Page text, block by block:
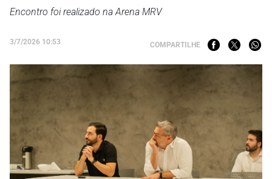
Encontro foi realizado na Arena MRV
3/7/2026 10:53 COMPARTILHE